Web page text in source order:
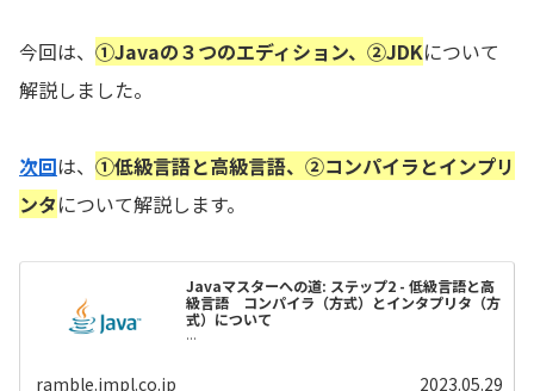
今回は、 ①Javaの３つのエディション、②JDKについて
解説しました。
次回は、 ①低級言語と高級言語、②コンパイラとインプリ
ンタについて解説します。
Javaマスターへの道: ステップ2 - 低級言語と高
級言語 コンパイラ（方式）とインタプリタ（方
式）について
...
ramble.impl.co.jp 2023.05.29